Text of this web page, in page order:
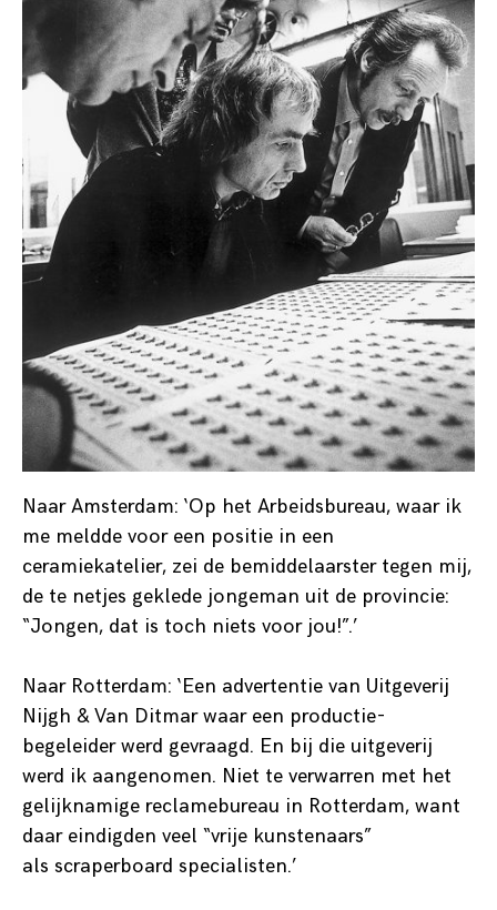
Naar Amsterdam: ‘Op het Arbeidsbureau, waar ik
me meldde voor een positie in een
ceramiekatelier, zei de bemiddelaarster tegen mij,
de te netjes geklede jongeman uit de provincie:
“Jongen, dat is toch niets voor jou!”.’
Naar Rotterdam: ‘Een advertentie van Uitgeverij
Nijgh & Van Ditmar waar een productie-
begeleider werd gevraagd. En bij die uitgeverij
werd ik aangenomen. Niet te verwarren met het
gelijknamige reclamebureau in Rotterdam, want
daar eindigden veel “vrije kunstenaars”
als scraperboard specialisten.’